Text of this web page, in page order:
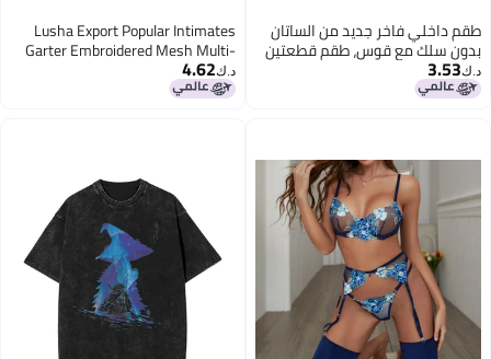
طقم داخلي فاخر جديد من الساتان
بدون سلك مع قوس، طقم قطعتين
د.ك‏3.53
Lusha Export Popular Intimates
Garter Embroidered Mesh Multi-
Color Body Shaping Split Suit
Xyh0348
د.ك‏4.62